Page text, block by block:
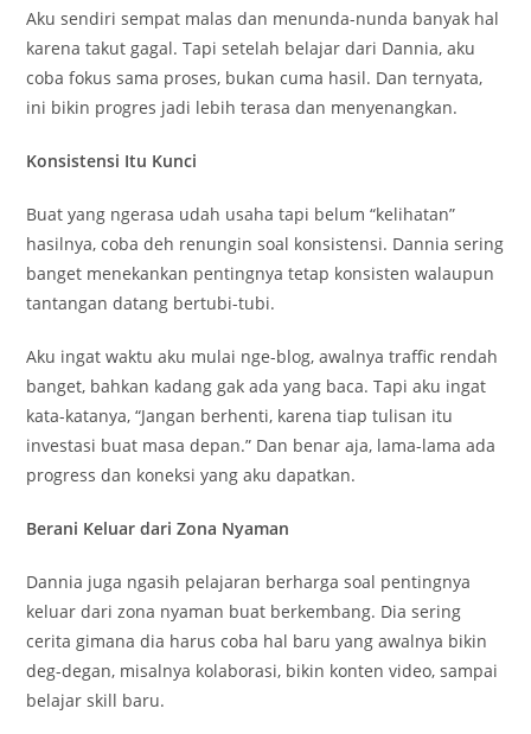
Aku sendiri sempat malas dan menunda-nunda banyak hal
karena takut gagal. Tapi setelah belajar dari Dannia, aku
coba fokus sama proses, bukan cuma hasil. Dan ternyata,
ini bikin progres jadi lebih terasa dan menyenangkan.
Konsistensi Itu Kunci
Buat yang ngerasa udah usaha tapi belum “kelihatan”
hasilnya, coba deh renungin soal konsistensi. Dannia sering
banget menekankan pentingnya tetap konsisten walaupun
tantangan datang bertubi-tubi.
Aku ingat waktu aku mulai nge-blog, awalnya traffic rendah
banget, bahkan kadang gak ada yang baca. Tapi aku ingat
kata-katanya, “Jangan berhenti, karena tiap tulisan itu
investasi buat masa depan.” Dan benar aja, lama-lama ada
progress dan koneksi yang aku dapatkan.
Berani Keluar dari Zona Nyaman
Dannia juga ngasih pelajaran berharga soal pentingnya
keluar dari zona nyaman buat berkembang. Dia sering
cerita gimana dia harus coba hal baru yang awalnya bikin
deg-degan, misalnya kolaborasi, bikin konten video, sampai
belajar skill baru.